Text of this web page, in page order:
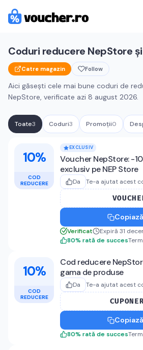
Coduri reducere NepStore
Catre magazin Follow
Aici găsești cele mai bune coduri de
NepStore, verificate azi 8 august 2026.
Toate3 Coduri3 Promoții0
Cupoane active
10%
COD
REDUCERE
EXCLUSIV
Voucher NepStore: -
exclusiv pe NEP Store
Da Te-a ajutat acest
Verificat
Expiră 31
80% rată de succes
10%
COD
REDUCERE
Cod reducere
gama de produse
Da Te-a ajutat acest
80% rată de succes